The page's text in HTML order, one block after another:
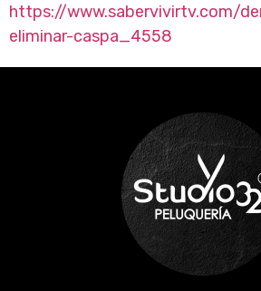
https://www.sabervivirtv.com/
eliminar-caspa_4558